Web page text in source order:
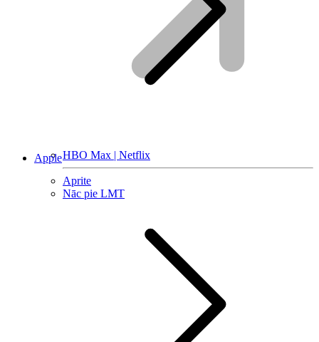
HBO Max | Netflix
Aprite
Nāc pie LMT
Apple